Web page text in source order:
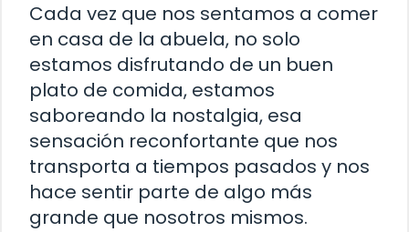
Cada vez que nos sentamos a comer
en casa de la abuela, no solo
estamos disfrutando de un buen
plato de comida, estamos
saboreando la nostalgia, esa
sensación reconfortante que nos
transporta a tiempos pasados y nos
hace sentir parte de algo más
grande que nosotros mismos.